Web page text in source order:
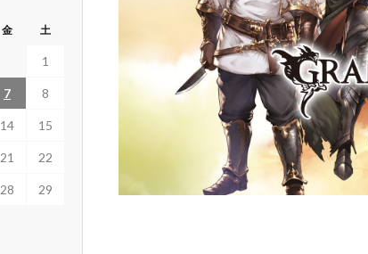
金 土
1
7 8
14 15
21 22
28 29